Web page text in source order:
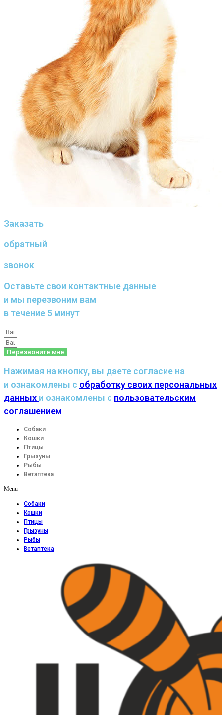
Заказать
обратный
звонок
Оставьте свои контактные данные
и мы перезвоним вам
в течение 5 минут
Перезвоните мне
Нажимая на кнопку, вы даете согласие на
и ознакомлены с обработку своих персональных
данных и ознакомлены с пользовательским
соглашением
Собаки
Кошки
Птицы
Грызуны
Рыбы
Ветаптека
Menu
Собаки
Кошки
Птицы
Грызуны
Рыбы
Ветаптека